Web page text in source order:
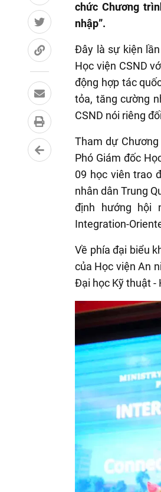
chức Chương
nhập”.
Đây là sự kiện
Học viện CSND
động hợp tác
tỏa, tăng cường
CSND nói riêng
Tham dự Chương
Phó Giám đốc
09 học viên trao
nhân dân Trung
định hướng hội
Integration-
Về phía đại biểu
của Học viện An
Đại học Kỹ thuật -